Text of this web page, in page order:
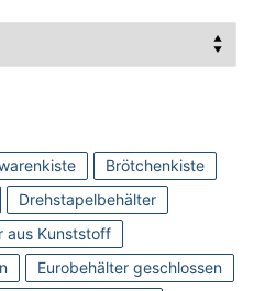
Brötchenkiste
Drehstapelbehälter
aus Kunststoff
Eurobehälter geschlossen